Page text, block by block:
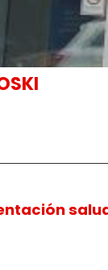
las
una plantilla